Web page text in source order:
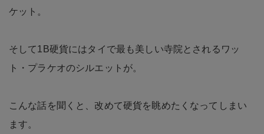
ケット。
そして1B硬貨にはタイで最も美しい寺院とされるワッ
ト・プラケオのシルエットが。
こんな話を聞くと、改めて硬貨を眺めたくなってしまい
ます。